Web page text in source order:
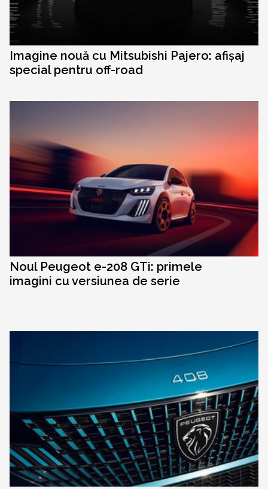
Imagine nouă cu Mitsubishi Pajero: afișaj
special pentru off-road
Noul Peugeot e-208 GTi: primele
imagini cu versiunea de serie